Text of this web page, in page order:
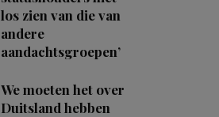
los zien van die van
andere
aandachtsgroepen’
We moeten het over
Duitsland hebben